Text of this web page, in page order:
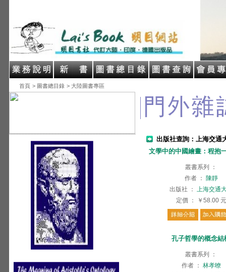
首頁 > 圖書總目錄 > 大陸圖書專區
出版社查詢：上海交通
文學中的中國繪畫：程抱
叢書系列
：
作者 ：
陳靜
出版社
： 上海交通
定價 ： ￥58.00 元
孔子哲學的概念結
叢書系列
：
作者 ： 林孝暸